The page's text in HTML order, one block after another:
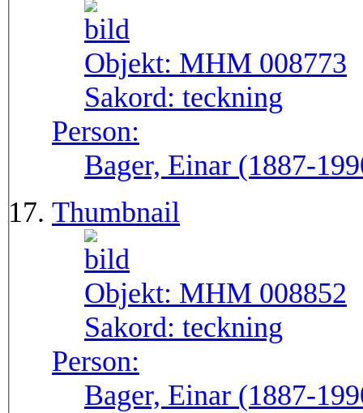
Objekt: MHM 008773
Sakord: teckning
Person:
Bager, Einar (1887-
Thumbnail
Objekt: MHM 008852
Sakord: teckning
Person:
Bager, Einar (1887-